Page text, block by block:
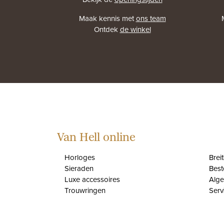
Maak kennis metons team
Ontdekde winkel
Van Hell online
Horloges
Sieraden
Luxe accessoires
Trouwringen